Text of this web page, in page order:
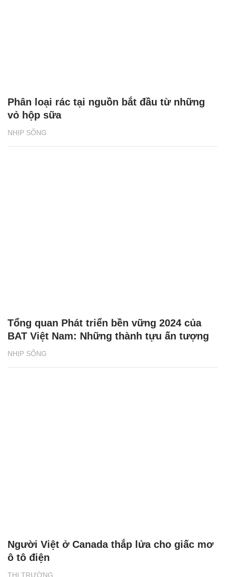
NHỊP SỐNG
Phân loại rác tại nguồn bắt đầu từ những
vỏ hộp sữa
NHỊP SỐNG
Tổng quan Phát triển bền vững 2024 của
BAT Việt Nam: Những thành tựu ấn tượng
THỊ TRƯỜNG
Người Việt ở Canada thắp lửa cho giấc mơ
ô tô điện